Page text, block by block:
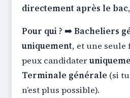
directement après le bac
Pour qui ? ➡️Bacheliers
uniquement, et une
peux candidater
Terminale générale (si
n’est plus possible).